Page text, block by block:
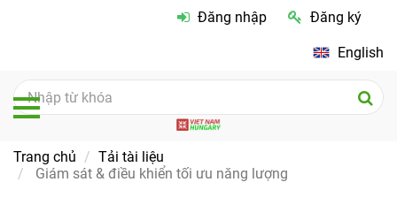
Đăng nhập Đăng ký
English
Trang chủ
Tải tài liệu
Giám sát & điều khiển tối ưu năng lượng